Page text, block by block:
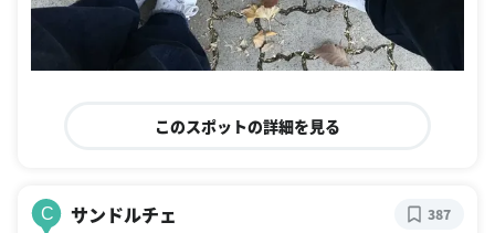
このスポットの詳細を見る
C サンドルチェ 387